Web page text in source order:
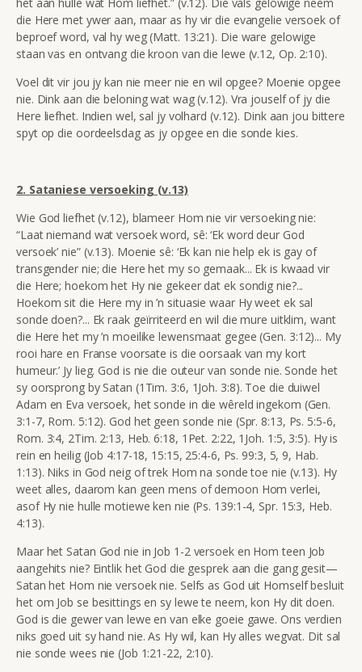
die Here met ywer aan, maar as hy vir die evangelie versoek of
beproef word, val hy weg (Matt. 13:21). Die ware gelowige
staan vas en ontvang die kroon van die lewe (v.12, Op. 2:10).
Voel dit vir jou jy kan nie meer nie en wil opgee? Moenie opgee
nie. Dink aan die beloning wat wag (v.12). Vra jouself of jy die
Here liefhet. Indien wel, sal jy volhard (v.12). Dink aan jou bittere
spyt op die oordeelsdag as jy opgee en die sonde kies.
2. Sataniese versoeking (v.13)
Wie God liefhet (v.12), blameer Hom nie vir versoeking nie:
“Laat niemand wat versoek word, sê: ‘Ek word deur God
versoek’ nie” (v.13). Moenie sê: ‘Ek kan nie help ek is gay of
transgender nie; die Here het my so gemaak... Ek is kwaad vir
die Here; hoekom het Hy nie gekeer dat ek sondig nie?...
Hoekom sit die Here my in ’n situasie waar Hy weet ek sal
sonde doen?... Ek raak geïrriteerd en wil die mure uitklim, want
die Here het my ’n moeilike lewensmaat gegee (Gen. 3:12)... My
rooi hare en Franse voorsate is die oorsaak van my kort
humeur.’ Jy lieg. God is nie die outeur van sonde nie. Sonde het
sy oorsprong by Satan (1Tim. 3:6, 1Joh. 3:8). Toe die duiwel
Adam en Eva versoek, het sonde in die wêreld ingekom (Gen.
3:1-7, Rom. 5:12). God het geen sonde nie (Spr. 8:13, Ps. 5:5-6,
Rom. 3:4, 2Tim. 2:13, Heb. 6:18, 1Pet. 2:22, 1Joh. 1:5, 3:5). Hy is
rein en heilig (Job 4:17-18, 15:15, 25:4-6, Ps. 99:3, 5, 9, Hab.
1:13). Niks in God neig of trek Hom na sonde toe nie (v.13). Hy
weet alles, daarom kan geen mens of demoon Hom verlei,
asof Hy nie hulle motiewe ken nie (Ps. 139:1-4, Spr. 15:3, Heb.
4:13).
Maar het Satan God nie in Job 1-2 versoek en Hom teen Job
aangehits nie? Eintlik het God die gesprek aan die gang gesit—
Satan het Hom nie versoek nie. Selfs as God uit Homself besluit
het om Job se besittings en sy lewe te neem, kon Hy dit doen.
God is die gewer van lewe en van elke goeie gawe. Ons verdien
niks goed uit sy hand nie. As Hy wil, kan Hy alles wegvat. Dit sal
nie sonde wees nie (Job 1:21-22, 2:10).